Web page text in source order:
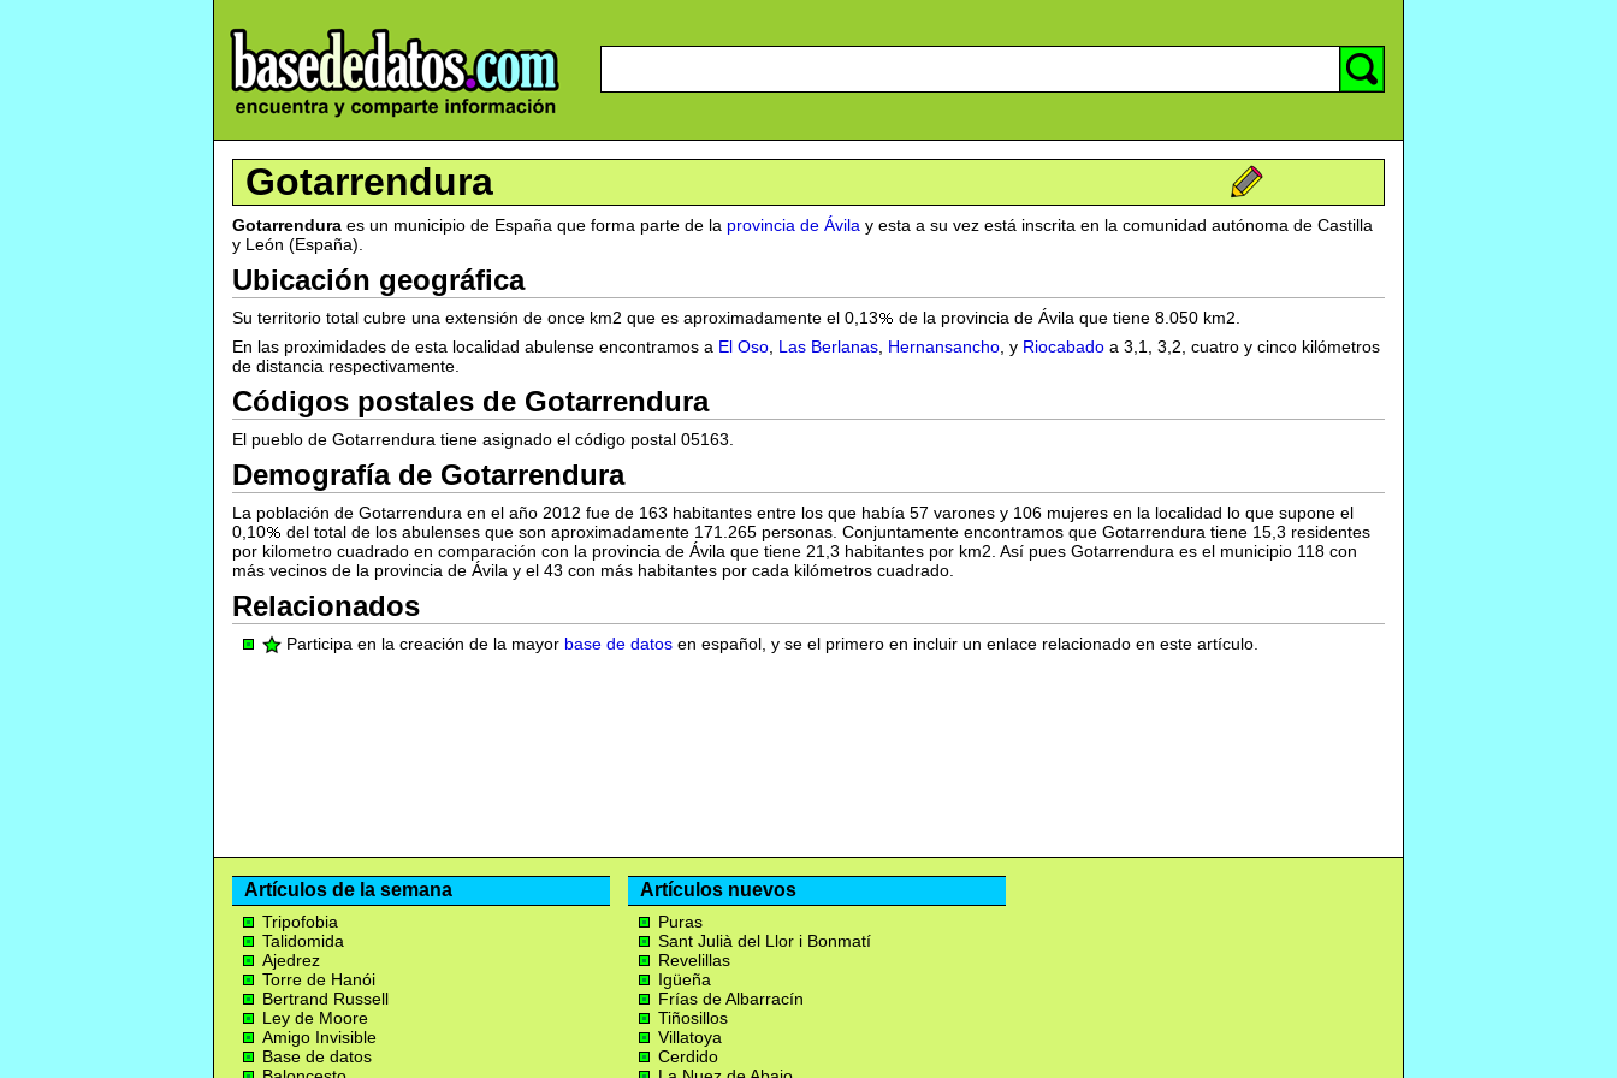
Gotarrendura
Gotarrendura es un municipio de España que forma parte de la provincia de Ávila y esta a su vez está inscrita en la comunidad autónoma de Castilla
y León (España).
Ubicación geográfica
Su territorio total cubre una extensión de once km2 que es aproximadamente el 0,13
de la provincia de Ávila que tiene 8.050 km2.
En las proximidades de esta localidad abulense encontramos a El Oso Las Berlanas Hernansancho , y Riocabado a 3,1, 3,2, cuatro y cinco kilómetros
de distancia respectivamente.
Códigos postales de Gotarrendura
El pueblo de Gotarrendura tiene asignado el código postal 05163.
Demografía de Gotarrendura
La población de Gotarrendura en el año 2012 fue de 163 habitantes entre los que había 57 varones y 106 mujeres en la localidad lo que supone el
0,10
del total de los abulenses que son aproximadamente 171.265 personas. Conjuntamente encontramos que Gotarrendura tiene 15,3 residentes
por kilometro cuadrado en comparación con la provincia de Ávila que tiene 21,3 habitantes por km2. Así pues Gotarrendura es el municipio 118 con
más vecinos de la provincia de Ávila y el 43 con más habitantes por cada kilómetros cuadrado.
Relacionados
Participa en la creación de la mayor base de datos en español, y se el primero en incluir un enlace relacionado en este artículo.
Artículos de la semana
Tripofobia
Talidomida
Ajedrez
Torre de Hanói
Bertrand Russell
Ley de Moore
Amigo Invisible
Base de datos
Artículos nuevos
Puras
Sant Julià del Llor i Bonmatí
Revelillas
Igüeña
Frías de Albarracín
Tiñosillos
Villatoya
Cerdido